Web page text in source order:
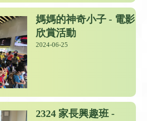
媽媽的神奇小子 - 電影
欣賞活動
2024-06-25
2324 家長興趣班 -